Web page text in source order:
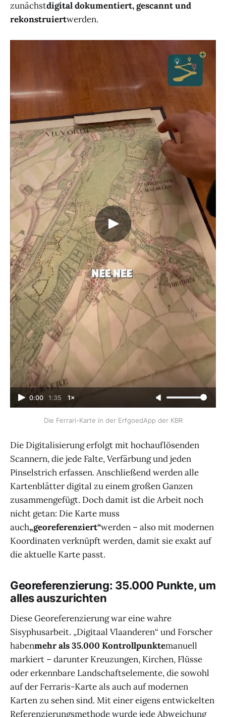
zunächstdigital dokumentiert, gescannt und
rekonstruiertwerden.
0:00 1:35 1×
Die Ferrari-Karte in der ErfgoedApp der KBR
Die Digitalisierung erfolgt mit hochauflösenden
Scannern, die jede Falte, Verfärbung und jeden
Pinselstrich erfassen. Anschließend werden alle
Kartenblätter digital zu einem großen Ganzen
zusammengefügt. Doch damit ist die Arbeit noch
nicht getan: Die Karte muss
auch„georeferenziert“werden – also mit modernen
Koordinaten verknüpft werden, damit sie exakt auf
die aktuelle Karte passt.
Georeferenzierung: 35.000 Punkte, um
alles auszurichten
Diese Georeferenzierung war eine wahre
Sisyphusarbeit. „Digitaal Vlaanderen“ und Forscher
habenmehr als 35.000 Kontrollpunktemanuell
markiert – darunter Kreuzungen, Kirchen, Flüsse
oder erkennbare Landschaftselemente, die sowohl
auf der Ferraris-Karte als auch auf modernen
Karten zu sehen sind. Mit einer eigens entwickelten
Referenzierungsmethode wurde jede Abweichung